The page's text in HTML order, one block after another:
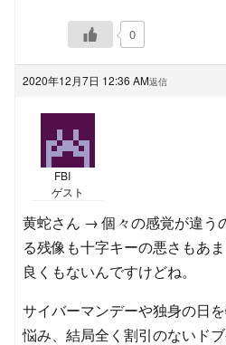
0
2020年12月7日 12:36 AM返信
FBI
ゲスト
黄蛇さん → 個々の感覚が違う
る残像も十字キーの悪さもあ
良くもないんですけどね。
サイバーマンデーや独身の日
悩み、結局全く割引のないド